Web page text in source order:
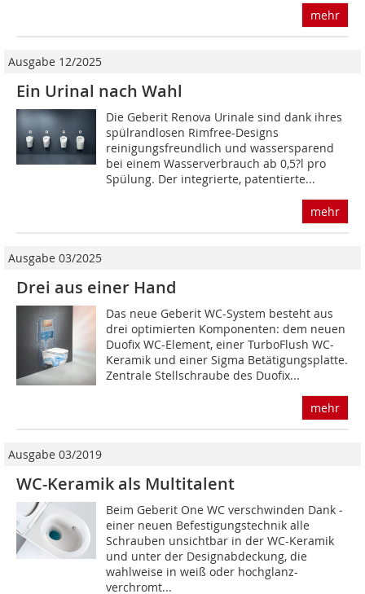
mehr
Ausgabe 12/2025
Ein Urinal nach Wahl
Die Geberit Renova Urinale sind dank ihres
spülrandlosen Rimfree-Designs
reinigungsfreundlich und wassersparend
bei einem Wasserverbrauch ab 0,5?l pro
Spülung. Der integrierte, patentierte...
mehr
Ausgabe 03/2025
Drei aus einer Hand
Das neue Geberit WC-System besteht aus
drei optimierten Komponenten: dem neuen
Duofix WC-Element, einer TurboFlush WC-
Keramik und einer Sigma Betätigungsplatte.
Zentrale Stellschraube des Duofix...
mehr
Ausgabe 03/2019
WC-Keramik als Multitalent
Beim Geberit One WC verschwinden Dank ­
einer neuen Befes­tigungstechnik alle
Schrauben unsichtbar in der WC-Keramik
und unter der Designabdeckung, die
wahlweise in weiß oder hochglanz-
verchromt...